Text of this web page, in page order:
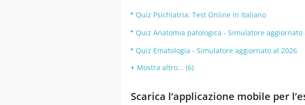
Quiz Psichiatria: Test Online in Italiano
Quiz Anatomia patologica - Simulatore aggiornato
Quiz Ematologia - Simulatore aggiornato al 2026
Mostra altro... (6)
Scarica l’applicazione mobile per